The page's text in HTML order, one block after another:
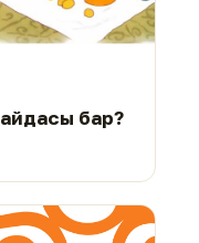
бар?